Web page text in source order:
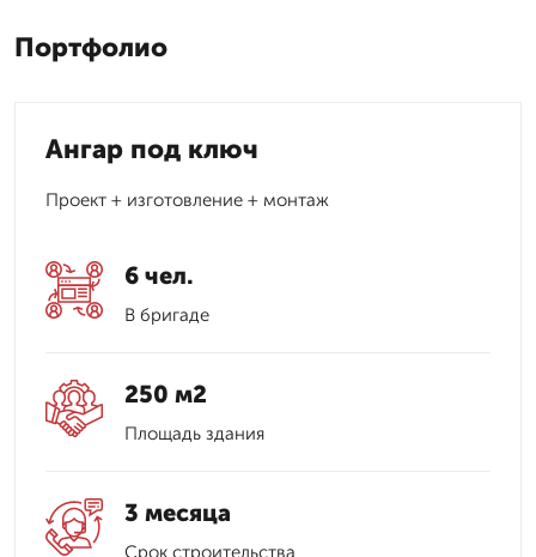
Портфолио
Ангар под ключ
Проект + изготовление + монтаж
6 чел.
В бригаде
250 м2
Площадь здания
3 месяца
Срок строительства